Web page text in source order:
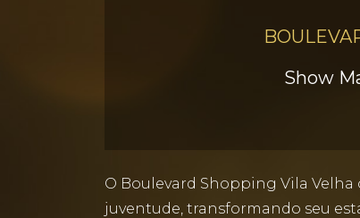
Show
O Boulevard Shopping Vila
juventude, transformando seu